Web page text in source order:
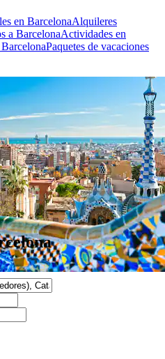
en BarcelonaAlquileres
a BarcelonaActividades en
Paquetes de vacaciones